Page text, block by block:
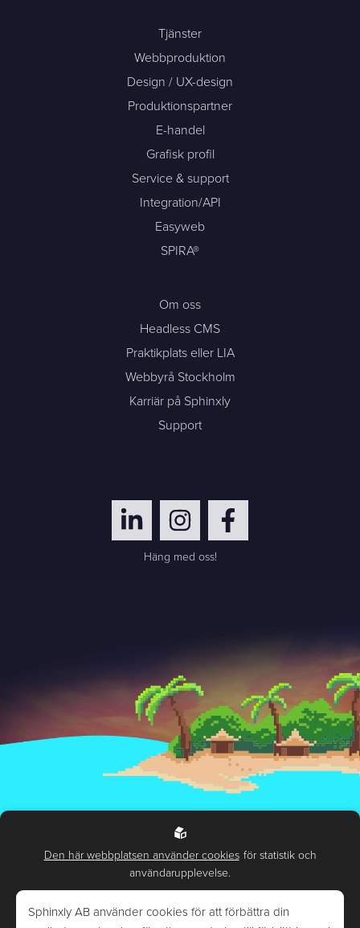
Tjänster
Webbproduktion
Design / UX-design
Produktionspartner
E-handel
Grafisk profil
Service & support
Integration/API
Easyweb
SPIRA®
Om oss
Headless CMS
Praktikplats eller LIA
Webbyrå Stockholm
Karriär på Sphinxly
Support
Häng med oss!
Hantering av personuppgifter
Miljö- och hållbarhetspolicy
Den här webbplatsen använder cookies för statistik och
användarupplevelse.
Sphinxly AB använder cookies för att förbättra din